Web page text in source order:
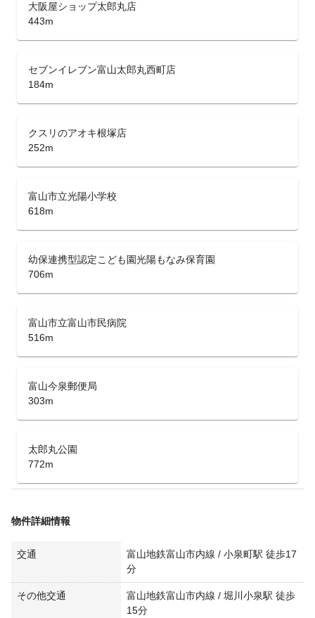
大阪屋ショップ太郎丸店
443m
セブンイレブン富山太郎丸西町店
184m
クスリのアオキ根塚店
252m
富山市立光陽小学校
618m
幼保連携型認定こども園光陽もなみ保育園
706m
富山市立富山市民病院
516m
富山今泉郵便局
303m
太郎丸公園
772m
物件詳細情報
交通
富山地鉄富山市内線 / 小泉町駅 徒歩17
分
その他交通
富山地鉄富山市内線 / 堀川小泉駅 徒歩
15分